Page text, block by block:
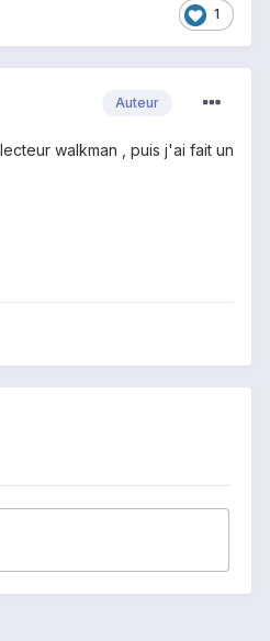
1
Auteur
walkman , puis j'ai fait un